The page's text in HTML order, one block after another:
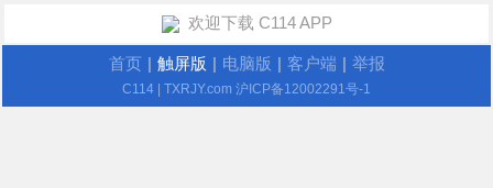
欢迎下载 C114 APP
首页 触屏版 电脑版 客户端 举报
C114 | TXRJY.com 沪ICP备12002291号-1